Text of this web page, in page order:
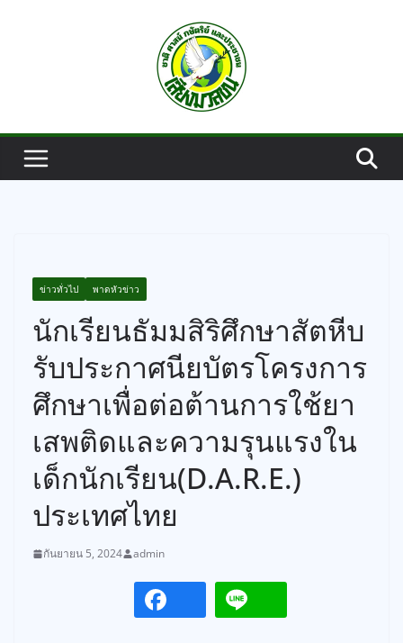
ข่าวทั่วไป พาดหัวข่าว
นักเรียนธัมมสิริศึกษาสัตหีบ
รับประกาศนียบัตรโครงการ
ศึกษาเพื่อต่อต้านการใช้ยา
เสพติดและความรุนแรงใน
เด็กนักเรียน(D.A.R.E.)
ประเทศไทย
กันยายน 5, 2024 admin